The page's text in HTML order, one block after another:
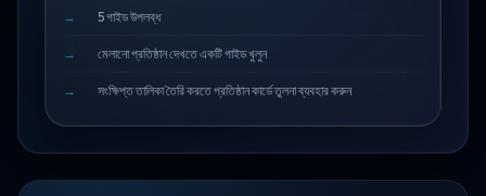
5 গাইড উপলব্ধ
মেলানো প্রতিষ্ঠান দেখতে একটি গাইড খুলুন
সংক্ষিপ্ত তালিকা তৈরি করতে প্রতিষ্ঠান কার্ডে তুলনা ব্যবহার করুন